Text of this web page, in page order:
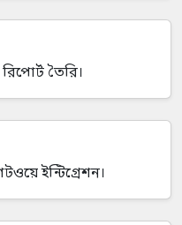
তৈরি।
ইন্টিগ্রেশন।